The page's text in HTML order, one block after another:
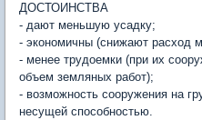
ДОСТОИНСТВА
- дают меньшую усадку;
- экономичны (снижают расход
- менее трудоемки (при их
объем земляных работ);
- возможность сооружения на
несущей способностью.